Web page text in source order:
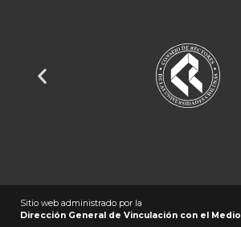
Sitio web administrado por la
Dirección General de Vinculación con el Medio